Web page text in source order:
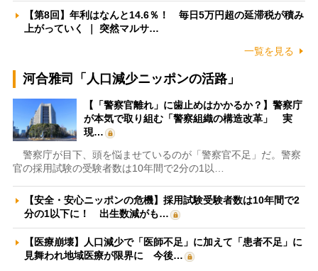
【第8回】年利はなんと14.6％！ 毎日5万円超の延滞税が積み
上がっていく ｜ 突然マルサ…
一覧を見る
河合雅司「人口減少ニッポンの活路」
【「警察官離れ」に歯止めはかかるか？】警察庁
が本気で取り組む「警察組織の構造改革」 実
現…
警察庁が目下、頭を悩ませているのが「警察官不足」だ。警察
官の採用試験の受験者数は10年間で2分の1以…
【安全・安心ニッポンの危機】採用試験受験者数は10年間で2
分の1以下に！ 出生数減がも…
【医療崩壊】人口減少で「医師不足」に加えて「患者不足」に
見舞われ地域医療が限界に 今後…